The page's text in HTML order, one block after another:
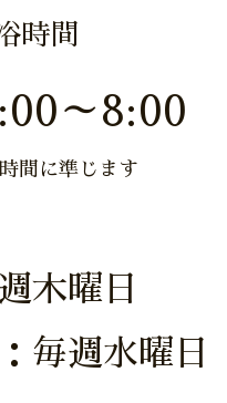
時間
～8:00
間に準じます
木曜日
毎週水曜日